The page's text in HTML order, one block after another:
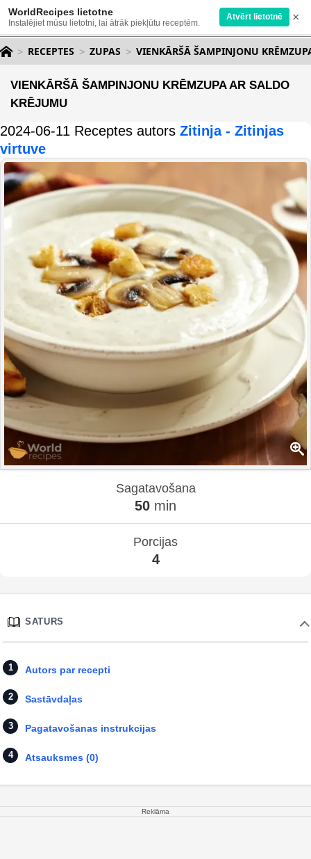
WorldRecipes lietotne
Instalējiet mūsu lietotni, lai ātrāk piekļūtu receptēm.
Atvērt lietotnē ×
RECEPTES ZUPAS VIENKĀRŠĀ ŠAMPINJONU
VIENKĀRŠĀ ŠAMPINJONU KRĒMZUPA AR SALDO
KRĒJUMU
2024-06-11 Receptes autors Zitinja - Zitinjas
virtuve
Sagatavošana
50 min
Porcijas
4
SATURS
Autors par recepti
Sastāvdaļas
Pagatavošanas instrukcijas
Atsauksmes (0)
Reklāma